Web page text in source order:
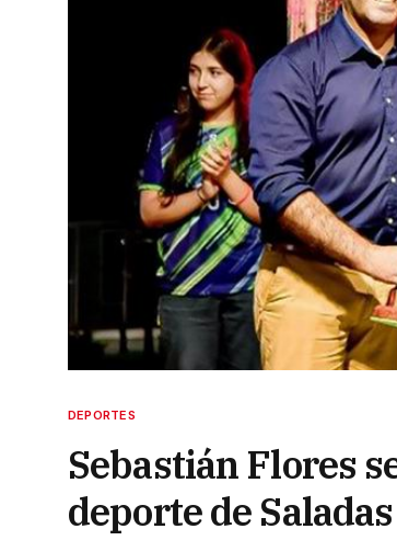
DEPORTES
Sebastián Flores
deporte de Saladas